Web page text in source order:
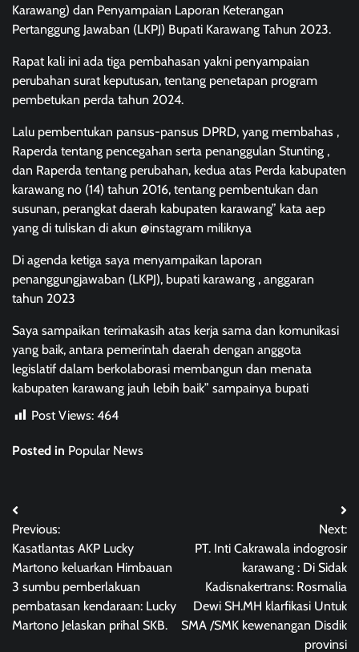
Karawang) dan Penyampaian Laporan Keterangan
Pertanggung Jawaban (LKPJ) Bupati Karawang Tahun 2023.
Rapat kali ini ada tiga pembahasan yakni penyampaian
perubahan surat keputusan, tentang penetapan program
pembetukan perda tahun 2024.
Lalu pembentukan pansus-pansus DPRD, yang membahas ,
Raperda tentang pencegahan serta penanggulan Stunting ,
dan Raperda tentang perubahan, kedua atas Perda kabupaten
karawang no (14) tahun 2016, tentang pembentukan dan
susunan, perangkat daerah kabupaten karawang” kata aep
yang di tuliskan di akun @instagram miliknya
Di agenda ketiga saya menyampaikan laporan
penanggungjawaban (LKPJ), bupati karawang , anggaran
tahun 2023
Saya sampaikan terimakasih atas kerja sama dan komunikasi
yang baik, antara pemerintah daerah dengan anggota
legislatif dalam berkolaborasi membangun dan menata
kabupaten karawang jauh lebih baik” sampainya bupati
Post Views: 464
Posted in Popular News
Post
navigation
Previous:
Kasatlantas AKP Lucky
Martono keluarkan Himbauan
3 sumbu pemberlakuan
pembatasan kendaraan: Lucky
Martono Jelaskan prihal SKB.
Next:
PT. Inti Cakrawala indogrosir
karawang : Di Sidak
Kadisnakertrans: Rosmalia
Dewi SH.MH klarfikasi Untuk
SMA /SMK kewenangan Disdik
provinsi